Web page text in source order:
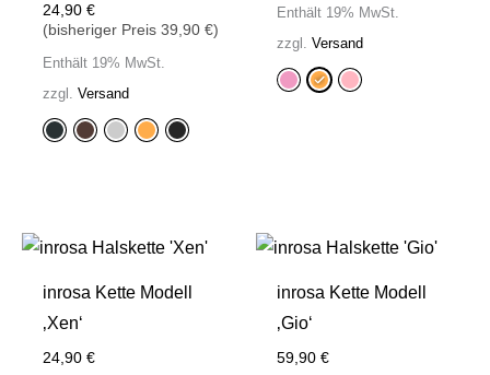
24,90€
(bisheriger Preis39,90€)
Enthält 19% MwSt.
zzgl.Versand
Enthält 19% MwSt.
zzgl.Versand
inrosa Kette Modell
‚Xen‘
24,90€
inrosa Kette Modell
‚Gio‘
59,90€